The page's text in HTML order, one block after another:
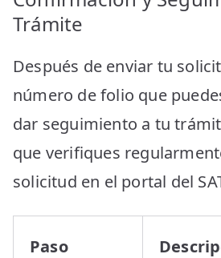
Trámite
Después de enviar tu
número de folio que
dar seguimiento a tu
que verifiques
solicitud en el portal del
Paso